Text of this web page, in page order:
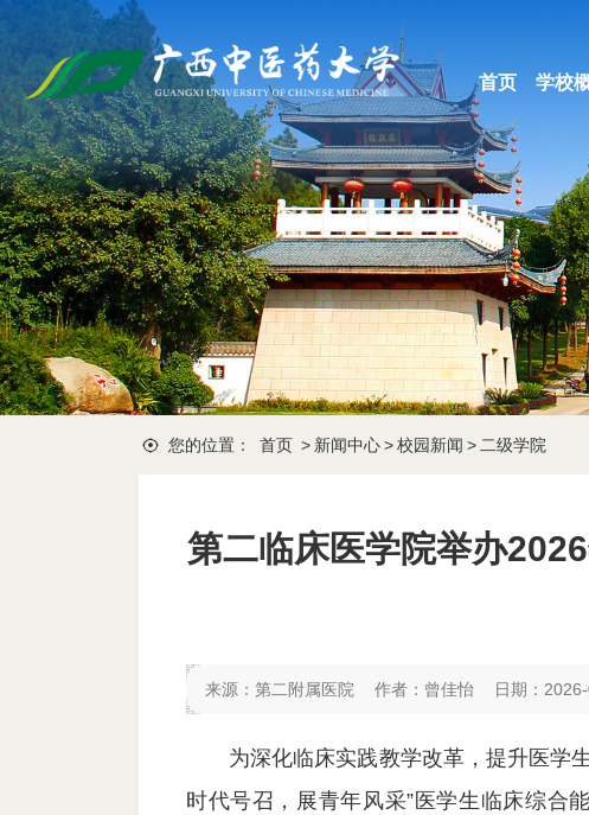
首页 学校
您的位置： 首页 > 新闻中心 > 校园新闻 > 二级学院
第二临床医学院举办
来源： 第二附属医院 作者： 曾佳怡 日期：
为深化临床实践教学改革，提升医学
时代号召，展青年风采”医学生临床综合